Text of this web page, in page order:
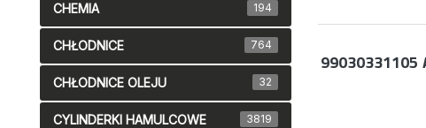
99030331105
CHEMIA 194
CHŁODNICE 764
CHŁODNICE OLEJU 32
CYLINDERKI HAMULCOWE 3819